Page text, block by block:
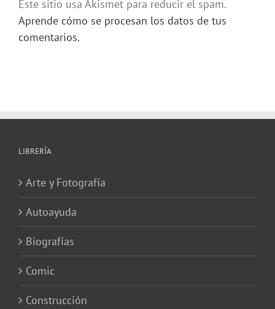
Este sitio usa Akismet para reducir el spam.
Aprende cómo se procesan los datos de tus
comentarios.
LIBRERÍA
Arte y Fotografía
Autoayuda
Biografías
Comic
Construcción